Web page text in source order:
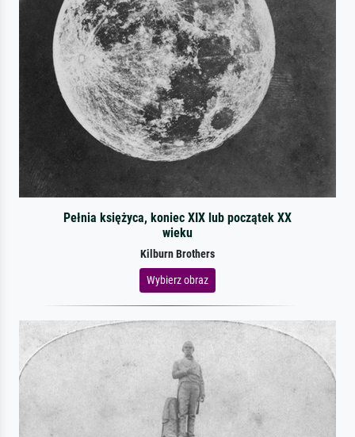
Pełnia księżyca, koniec XIX lub początek XX
wieku
Kilburn Brothers
Wybierz obraz